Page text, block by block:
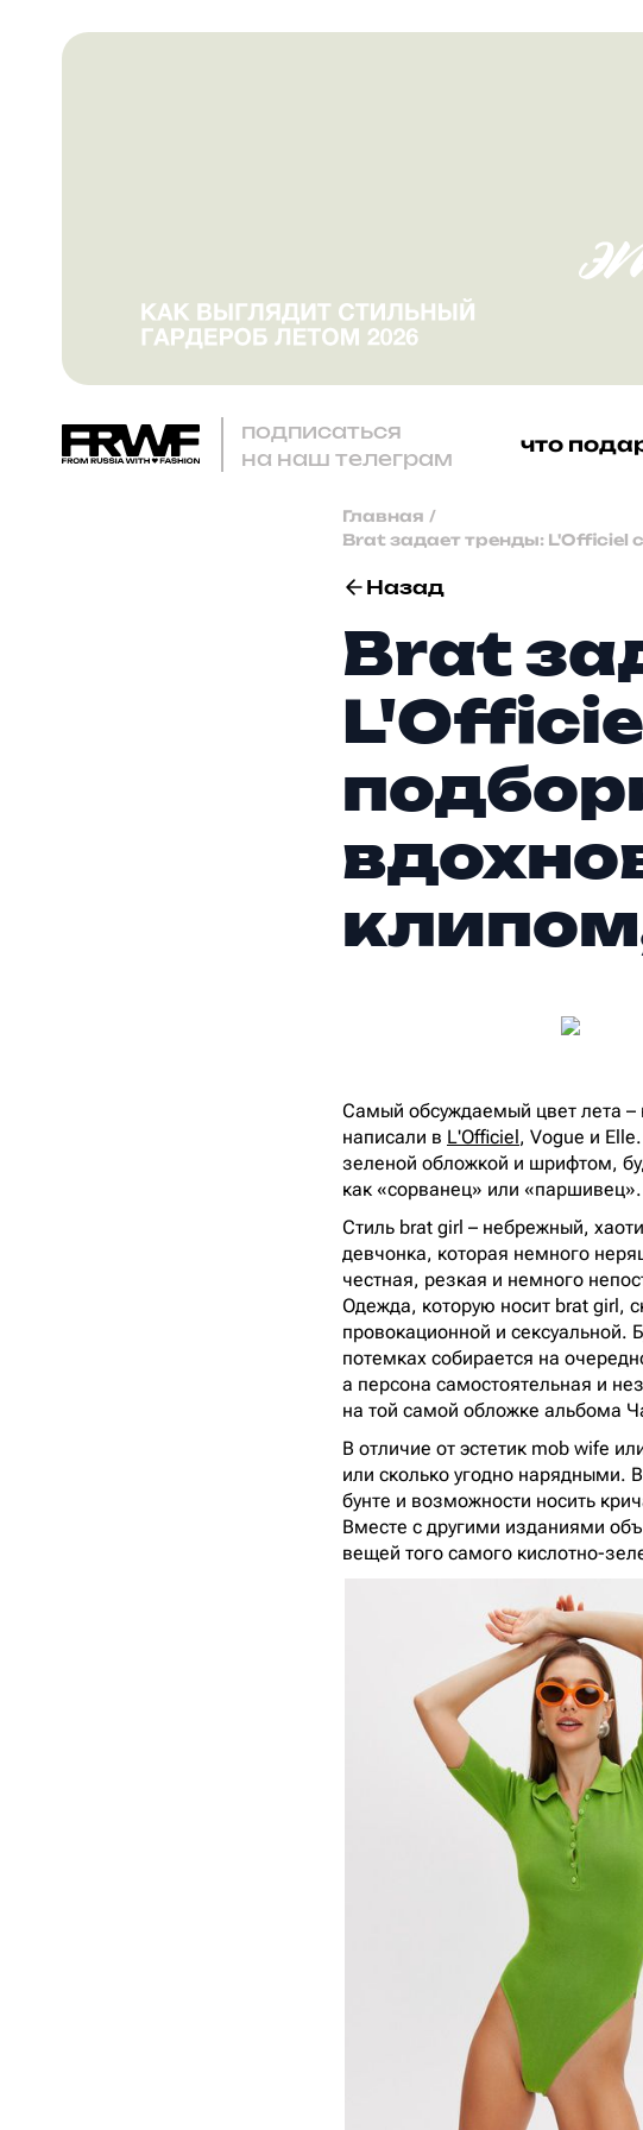
подписаться
на наш телеграм
что
Главная /
Brat задает тренды: L'Officiel
Назад
Brat
Самый обсуждаемый цвет лета –
написали в L'Officiel , Vogue и
зеленой обложкой и шрифтом,
как «сорванец» или
Стиль brat girl – небрежный,
девчонка, которая немного
честная, резкая и немного
Одежда, которую носит brat girl,
провокационной и сексуальной.
потемках собирается на
а персона самостоятельная и
на той самой обложке альбома
В отличие от эстетик mob wife
или сколько угодно нарядными.
бунте и возможности носить
Вместе с другими изданиями
вещей того самого кислотно-